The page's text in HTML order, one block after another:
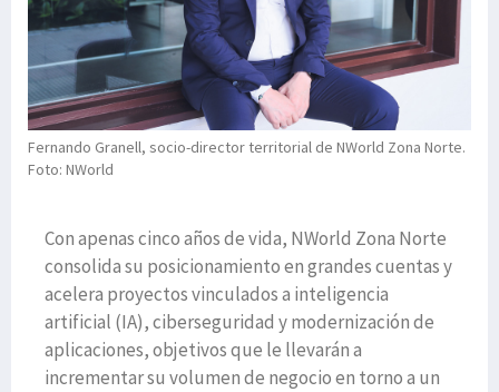
Fernando Granell, socio-director territorial de NWorld Zona Norte.
Foto: NWorld
Con apenas cinco años de vida, NWorld Zona Norte
consolida su posicionamiento en grandes cuentas y
acelera proyectos vinculados a inteligencia
artificial (IA), ciberseguridad y modernización de
aplicaciones, objetivos que le llevarán a
incrementar su volumen de negocio en torno a un